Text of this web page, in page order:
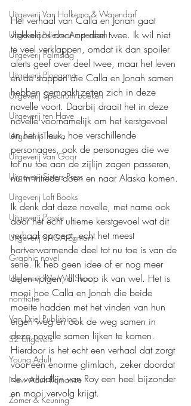
Uitgeverij Van Holkema & Warendorf
Uitgeverij Nieuw Amsterdam
Uitgeverij Palmslag
Uitgeverij Ploegsma
Uitgeverij Spectrum boeken
Uitgeverij ten Have
Uitgeverij Thema
Uitgeverij van Goor
Uitgeverij Sisters Press
Uitgeverij Loft Books
Uitgeverij Passie
Uitgeverij SAGA Egmont
Graphic novel
Uitgeverij We Will Shoot
non-fictie
Van Driel Publishing
S2 Uitgevers
Young Adult
New Adult Romance
Zomer & Keuning
Het verhaal van Calla en Jonah gaat
vlekkeloos door op deel twee. Ik wil niet
te veel verklappen, omdat ik dan spoiler
alerts geef over deel twee, maar het leven
en de stappen die Calla en Jonah samen
hebben gemaakt zetten zich in deze
novelle voort. Daarbij draait het in deze
novelle voornamelijk om het kerstgevoel
en het is leuk, hoe verschillende
personages, ook de personages die we
tot nu toe aan de zijlijn zagen passeren,
nu in intrede doen en naar Alaska komen.
Ik denk dat deze novelle, met name ook
door het echt ultieme kerstgevoel wat dit
verhaal oproept, echt het meest
hartverwarmende deel tot nu toe is van de
serie. Ik heb geen idee of er nog meer
delen volgen, al hoop ik van wel. Het is
mooi hoe Calla en Jonah die beide
moeite hadden met het vinden van hun
eigen weg en ook de weg samen in
deze novelle samen lijken te komen.
Hierdoor is het echt een verhaal dat zorgt
voor een enorme glimlach, zeker doordat
de verhaallijn van Roy een heel bijzonder
en mooi vervolg krijgt.